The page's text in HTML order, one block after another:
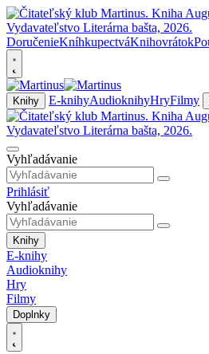
DoručenieKníhkupectváKnihovrátok
Knihy E-knihyAudioknihyHryFilmy
Vyhľadávanie
Prihlásiť
Vyhľadávanie
Knihy
E-knihy
Audioknihy
Hry
Filmy
Doplnky